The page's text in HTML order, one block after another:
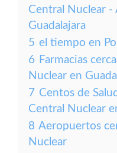
Central Nuclear -
Guadalajara
5 el tiempo en
6 Farmacias
Nuclear en
7 Centos de
Central Nuclear
8 Aeropuertos
Nuclear